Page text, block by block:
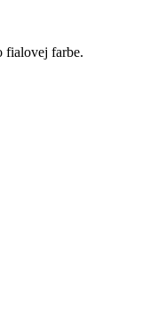
fialovej farbe.